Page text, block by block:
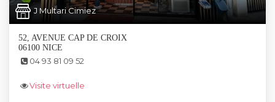
J Multari Cimiez
52, AVENUE CAP DE CROIX
06100 NICE
04 93 81 09 52
Visite virtuelle